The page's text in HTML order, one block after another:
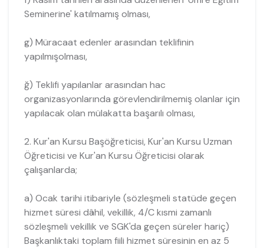
Seminerine' katılmamış olması,
g) Müracaat edenler arasından teklifinin
yapılmışolması,
ğ) Teklifi yapılanlar arasından hac
organizasyonlarında görevlendirilmemiş olanlar için
yapılacak olan mülakatta başarılı olması,
2. Kur'an Kursu Başöğreticisi, Kur'an Kursu Uzman
Öğreticisi ve Kur'an Kursu Öğreticisi olarak
çalışanlarda;
a) Ocak tarihi itibariyle (sözleşmeli statüde geçen
hizmet süresi dâhil, vekillik, 4/C kısmi zamanlı
sözleşmeli vekillik ve SGK'da geçen süreler hariç)
Başkanlıktaki toplam fiili hizmet süresinin en az 5